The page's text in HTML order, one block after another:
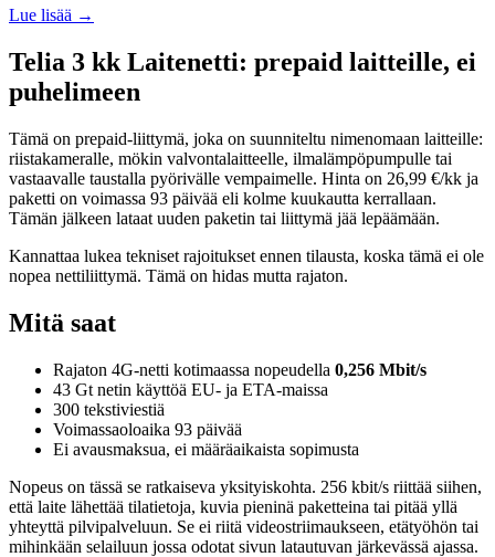
Lue lisää →
Telia 3 kk Laitenetti: prepaid laitteille, ei
puhelimeen
Tämä on prepaid-liittymä, joka on suunniteltu nimenomaan laitteille:
riistakameralle, mökin valvontalaitteelle, ilmalämpöpumpulle tai
vastaavalle taustalla pyörivälle vempaimelle. Hinta on 26,99 €/kk ja
paketti on voimassa 93 päivää eli kolme kuukautta kerrallaan.
Tämän jälkeen lataat uuden paketin tai liittymä jää lepäämään.
Kannattaa lukea tekniset rajoitukset ennen tilausta, koska tämä ei ole
nopea nettiliittymä. Tämä on hidas mutta rajaton.
Mitä saat
Rajaton 4G-netti kotimaassa nopeudella 0,256 Mbit/s
43 Gt netin käyttöä EU- ja ETA-maissa
300 tekstiviestiä
Voimassaoloaika 93 päivää
Ei avausmaksua, ei määräaikaista sopimusta
Nopeus on tässä se ratkaiseva yksityiskohta. 256 kbit/s riittää siihen,
että laite lähettää tilatietoja, kuvia pieninä paketteina tai pitää yllä
yhteyttä pilvipalveluun. Se ei riitä videostriimaukseen, etätyöhön tai
mihinkään selailuun jossa odotat sivun latautuvan järkevässä ajassa.